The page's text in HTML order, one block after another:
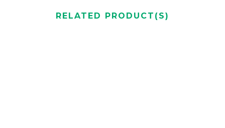
RELATED PRODUCT(S)